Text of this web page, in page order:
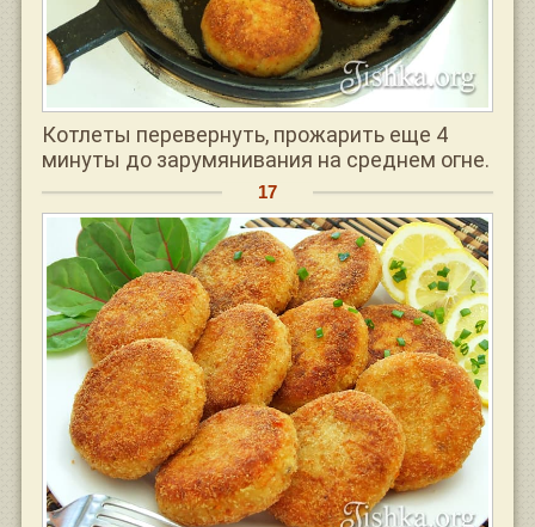
Котлеты перевернуть, прожарить еще 4
минуты до зарумянивания на среднем огне.